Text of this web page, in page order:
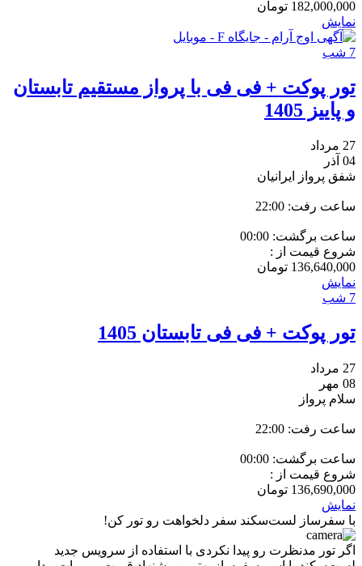
182,000,000 تومان
نمایش
7 شب
تور پوکت + فی فی با پرواز مستقیم تابستان
و پاییز 1405
27 مرداد
04 آذر
شفق پرواز ایرانیان
ساعت رفت: 22:00
ساعت برگشت: 00:00
شروع قیمت از :
136,640,000 تومان
نمایش
7 شب
تور پوکت + فی فی تابستان 1405
27 مرداد
08 مهر
سلام پرواز
ساعت رفت: 22:00
ساعت برگشت: 00:00
شروع قیمت از :
136,690,000 تومان
نمایش
با سفرساز لست‌سکند سفر دلخواهت رو تور کن!
اگر تور مدنظرت رو پیدا نکردی با استفاده از سرویس جدید